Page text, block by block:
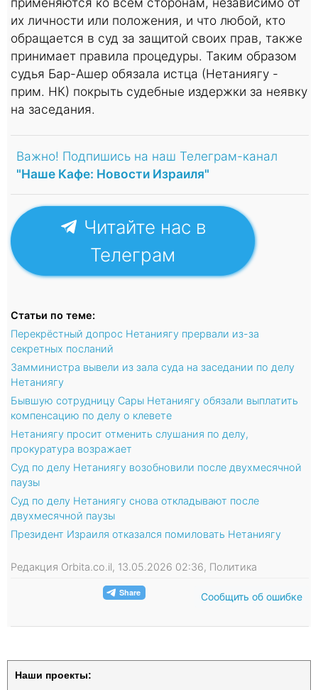
их личности или положения, и что любой, кто
обращается в суд за защитой своих прав, также
принимает правила процедуры. Таким образом
судья Бар-Ашер обязала истца (Нетаниягу -
прим. НК) покрыть судебные издержки за неявку
на заседания.
Важно! Подпишись на наш Телеграм-канал
"Наше Кафе: Новости Израиля"
Читайте нас в
Телеграм
Статьи по теме:
Перекрёстный допрос Нетаниягу прервали из-за
секретных посланий
Замминистра вывели из зала суда на заседании по делу
Нетаниягу
Бывшую сотрудницу Сары Нетаниягу обязали выплатить
компенсацию по делу о клевете
Нетаниягу просит отменить слушания по делу,
прокуратура возражает
Суд по делу Нетаниягу возобновили после двухмесячной
паузы
Суд по делу Нетаниягу снова откладывают после
двухмесячной паузы
Президент Израиля отказался помиловать Нетаниягу
Редакция Orbita.co.il, 13.05.2026 02:36, Политика
Сообщить об ошибке
Наши проекты: